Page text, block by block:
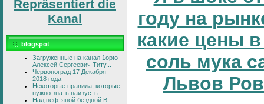
Repräsentiert die
Kanal
blogspot
Загруженные на канал 1opto
Алексей Сергеевич Титу...
Червоноград 17 Декабря
2018 года
Некоторые правила, которые
нужно знать наизусть
Над нефтяной бездной В
году на
какие цены
соль мука
Львов